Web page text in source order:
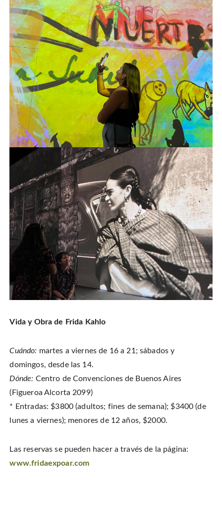
Vida y Obra de Frida Kahlo
Cuándo: martes a viernes de 16 a 21; sábados y
domingos, desde las 14.
Dónde: Centro de Convenciones de Buenos Aires
(Figueroa Alcorta 2099)
* Entradas: $3800 (adultos; fines de semana); $3400 (de
lunes a viernes); menores de 12 años, $2000.
Las reservas se pueden hacer a través de la página:
www.fridaexpoar.com